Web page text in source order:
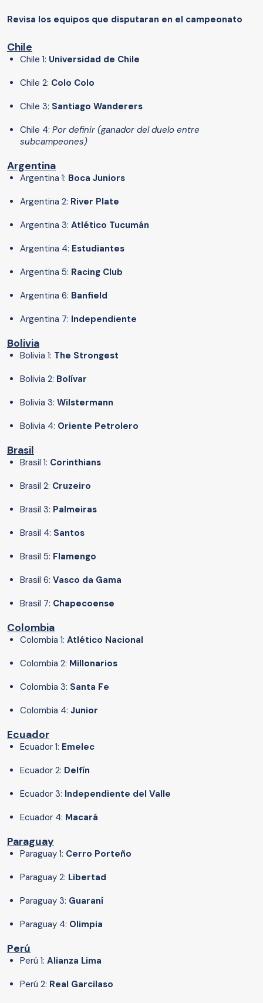
Revisa los equipos que disputaran en el campeonato
Chile
Chile 1: Universidad de Chile
Chile 2: Colo Colo
Chile 3: Santiago Wanderers
Chile 4: Por definir (ganador del duelo entre
subcampeones)
Argentina
Argentina 1: Boca Juniors
Argentina 2: River Plate
Argentina 3: Atlético Tucumán
Argentina 4: Estudiantes
Argentina 5: Racing Club
Argentina 6: Banfield
Argentina 7: Independiente
Bolivia
Bolivia 1: The Strongest
Bolivia 2: Bolívar
Bolivia 3: Wilstermann
Bolivia 4: Oriente Petrolero
Brasil
Brasil 1: Corinthians
Brasil 2: Cruzeiro
Brasil 3: Palmeiras
Brasil 4: Santos
Brasil 5: Flamengo
Brasil 6: Vasco da Gama
Brasil 7: Chapecoense
Colombia
Colombia 1: Atlético Nacional
Colombia 2: Millonarios
Colombia 3: Santa Fe
Colombia 4: Junior
Ecuador
Ecuador 1: Emelec
Ecuador 2: Delfín
Ecuador 3: Independiente del Valle
Ecuador 4: Macará
Paraguay
Paraguay 1: Cerro Porteño
Paraguay 2: Libertad
Paraguay 3: Guaraní
Paraguay 4: Olimpia
Perú
Perú 1: Alianza Lima
Perú 2: Real Garcilaso